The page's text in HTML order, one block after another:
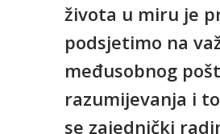
života u miru je
podsjetimo na
međusobnog
razumijevanja i
se zajednički